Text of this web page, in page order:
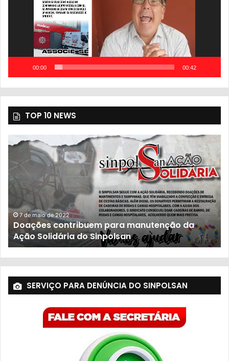
00:00 00:42
TOP 10 NEWS
23 de novembro de 2021
População sofre com descaso do governo
SERVIÇO PARA DENÚNCIA DO SINPOLSAN